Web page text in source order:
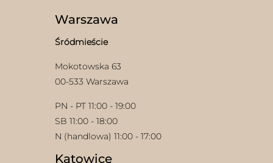
stronie
Warszawa
Śródmieście
Mokotowska 63
00-533 Warszawa
PN - PT 11:00 - 19:00
SB 11:00 - 18:00
N (handlowa) 11:00 - 17:00
Katowice